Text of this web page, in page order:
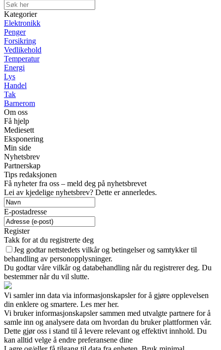
Kategorier
Elektronikk
Penger
Forsikring
Vedlikehold
Temperatur
Energi
Lys
Handel
Tak
Barnerom
Om oss
Få hjelp
Mediesett
Eksponering
Min side
Nyhetsbrev
Partnerskap
Tips redaksjonen
Få nyheter fra oss – meld deg på nyhetsbrevet
Lei av kjedelige nyhetsbrev? Dette er annerledes.
E-postadresse
Register
Takk for at du registrerte deg
Jeg godtar nettstedets vilkår og betingelser og samtykker til
behandling av personopplysninger.
Du godtar våre vilkår og databehandling når du registrerer deg. Du
bestemmer når du vil slutte.
Vi samler inn data via informasjonskapsler for å gjøre opplevelsen
din enklere og smartere. Les mer her.
Vi bruker informasjonskapsler sammen med utvalgte partnere for å
samle inn og analysere data om hvordan du bruker plattformen vår.
Dette gjør oss i stand til å levere relevant og effektivt innhold. Du
kan alltid velge å endre preferansene dine